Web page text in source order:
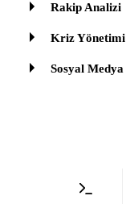
Rakip Analizi
Kriz Yönetimi
Sosyal Medya